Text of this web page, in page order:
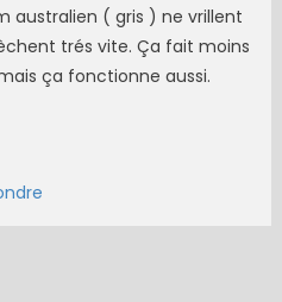
australien ( gris ) ne vrillent
trés vite. Ça fait moins
ça fonctionne aussi.